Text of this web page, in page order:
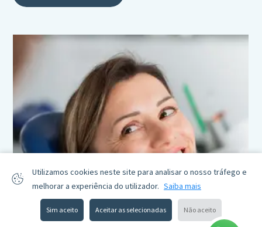
Utilizamos cookies neste site para analisar o nosso tráfego e
melhorar a experiência do utilizador. Saiba mais
Sim aceito Aceitar as selecionadas Não aceito